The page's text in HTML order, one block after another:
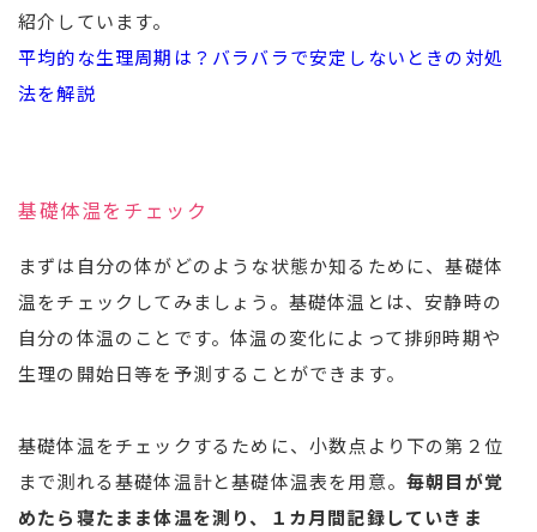
紹介しています。
平均的な生理周期は？バラバラで安定しないときの対処
法を解説
基礎体温をチェック
まずは自分の体がどのような状態か知るために、基礎体
温をチェックしてみましょう。基礎体温とは、安静時の
自分の体温のことです。体温の変化によって排卵時期や
生理の開始日等を予測することができます。
基礎体温をチェックするために、小数点より下の第２位
まで測れる基礎体温計と基礎体温表を用意。毎朝目が覚
めたら寝たまま体温を測り、１カ月間記録していきま